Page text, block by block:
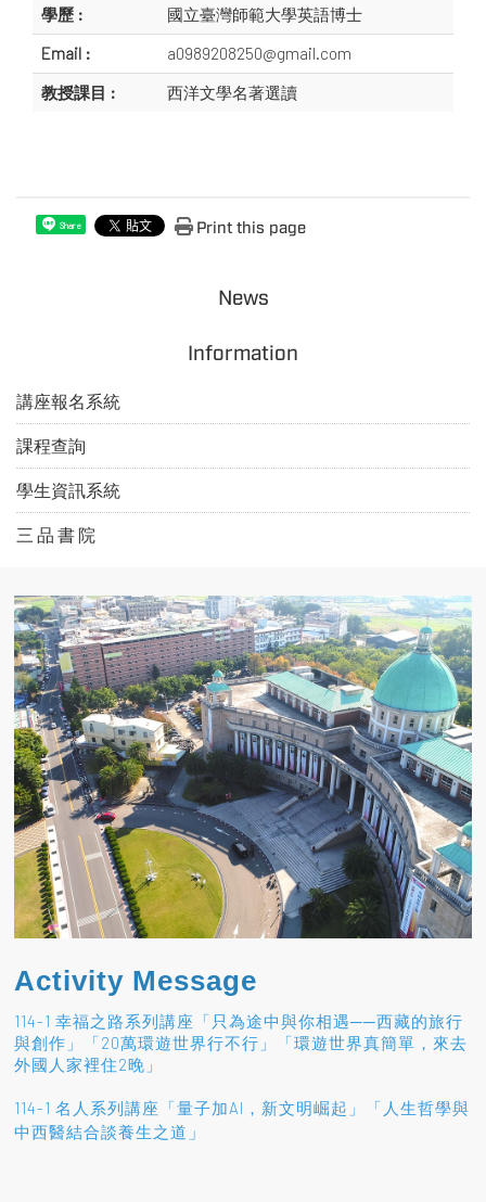
學歷 :
國立臺灣師範大學英語博士
Email :
a0989208250@gmail.com
教授課目 :
西洋文學名著選讀
Share Print this page
News
Information
講座報名系統
課程查詢
學生資訊系統
三 品 書 院
Activity Message
114-1 幸福之路系列講座「只為途中與你相遇──西藏的旅行
與創作」「20萬環遊世界行不行」「環遊世界真簡單，來去
外國人家裡住2晚」
114-1 名人系列講座「量子加AI，新文明崛起」「人生哲學與
中西醫結合談養生之道 」